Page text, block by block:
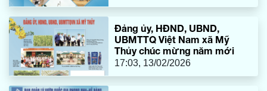
Đảng ủy, HĐND, UBND,
UBMTTQ Việt Nam xã Mỹ
Thủy chúc mừng năm mới
17:03, 13/02/2026